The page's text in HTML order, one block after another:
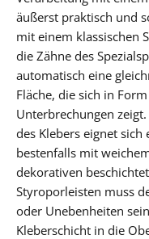
äußerst praktisch und
mit einem klassischen
die Zähne des
automatisch eine
Fläche, die sich in
Unterbrechungen
des Klebers eignet sich
bestenfalls mit
dekorativen
Styroporleisten muss
oder Unebenheiten
Kleberschicht in die